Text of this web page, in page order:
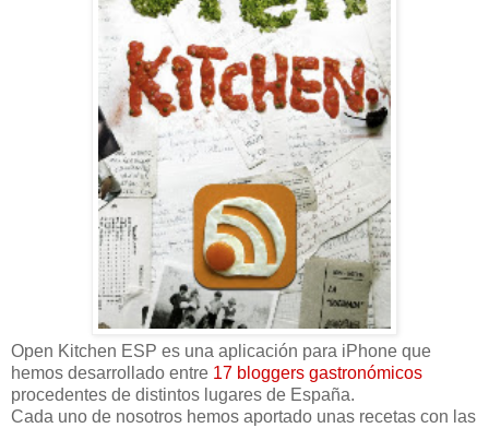
Open Kitchen ESP es una aplicación para iPhone que
hemos desarrollado entre 17 bloggers gastronómicos
procedentes de distintos lugares de España.
Cada uno de nosotros hemos aportado unas recetas con las